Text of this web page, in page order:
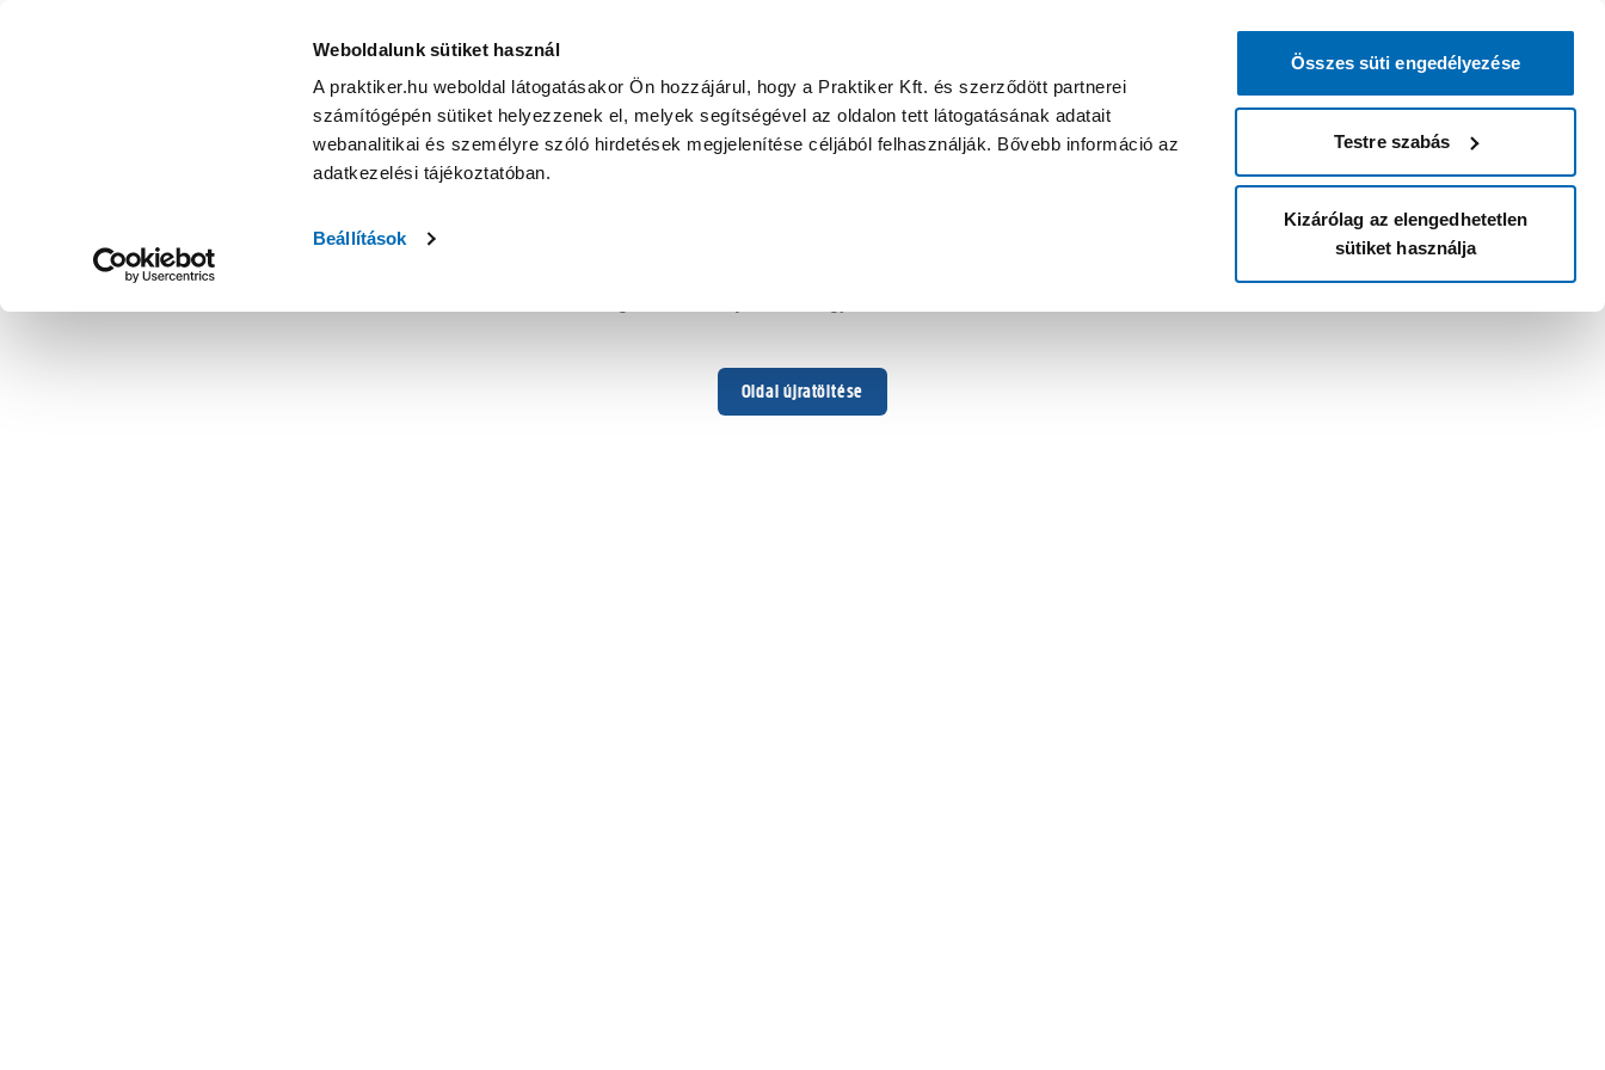
Weboldalunk sütiket használ
A praktiker.hu weboldal látogatásakor Ön hozzájárul, hogy a Praktiker Kft. és szerződött partnerei
számítógépén sütiket helyezzenek el, melyek segítségével az oldalon tett látogatásának adatait
webanalitikai és személyre szóló hirdetések megjelenítése céljából felhasználják. Bővebb információ az
adatkezelési tájékoztatóban.
Beállítások
Összes süti engedélyezése
Testre szabás
Kizárólag az elengedhetetlen
sütiket használja
Oldal újratöltése